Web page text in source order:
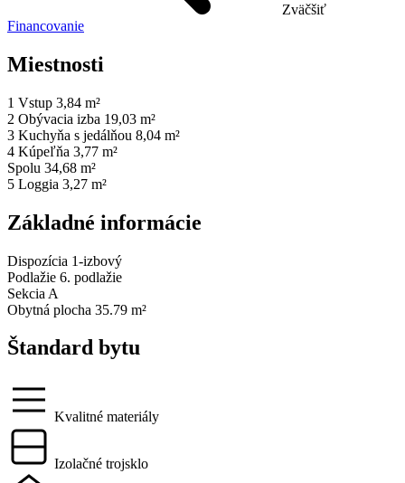
Zväčšiť
Financovanie
Miestnosti
1 Vstup 3,84 m²
2 Obývacia izba 19,03 m²
3 Kuchyňa s jedálňou 8,04 m²
4 Kúpeľňa 3,77 m²
Spolu 34,68 m²
5 Loggia 3,27 m²
Základné informácie
Dispozícia 1-izbový
Podlažie 6. podlažie
Sekcia A
Obytná plocha 35.79 m²
Štandard bytu
Kvalitné materiály
Izolačné trojsklo